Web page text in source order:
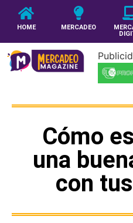
HOME MERCADEO
Cómo
una
con